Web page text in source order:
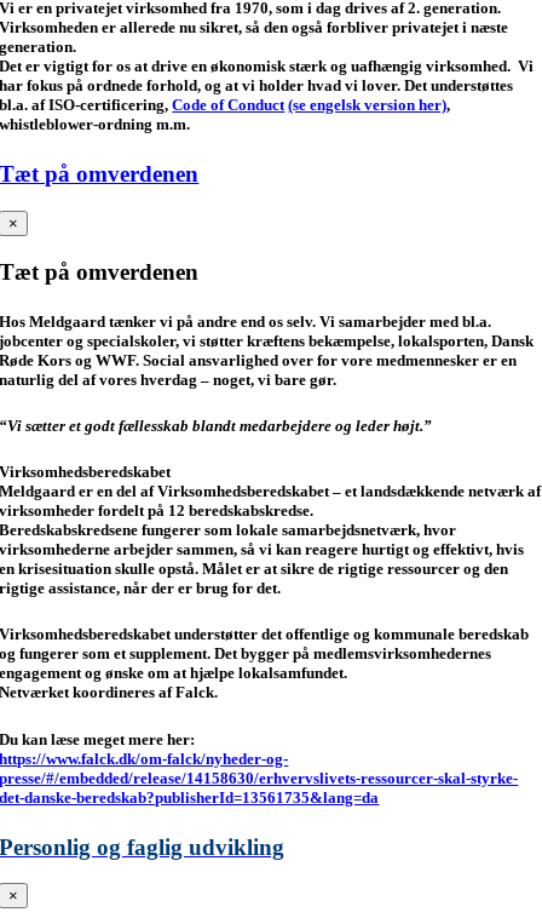
Vi er en privatejet virksomhed fra 1970, som i dag drives af 2. generation.
Virksomheden er allerede nu sikret, så den også forbliver privatejet i næste
generation.
Det er vigtigt for os at drive en økonomisk stærk og uafhængig virksomhed. Vi
har fokus på ordnede forhold, og at vi holder hvad vi lover. Det understøttes
bl.a. af ISO-certificering,Code of Conduct (se engelsk version her),
whistleblower-ordning m.m.
Tæt på omverdenen
×
Tæt på omverdenen
Hos Meldgaard tænker vi på andre end os selv. Vi samarbejder med bl.a.
jobcenter og specialskoler, vi støtter kræftens bekæmpelse, lokalsporten, Dansk
Røde Kors og WWF. Social ansvarlighed over for vore medmennesker er en
naturlig del af vores hverdag – noget, vi bare gør.
“Vi sætter et godt fællesskab blandt medarbejdere og leder højt.”
Virksomhedsberedskabet
Meldgaard er en del af Virksomhedsberedskabet – et landsdækkende netværk af
virksomheder fordelt på 12 beredskabskredse.
Beredskabskredsene fungerer som lokale samarbejdsnetværk, hvor
virksomhederne arbejder sammen, så vi kan reagere hurtigt og effektivt, hvis
en krisesituation skulle opstå. Målet er at sikre de rigtige ressourcer og den
rigtige assistance, når der er brug for det.
Virksomhedsberedskabet understøtter det offentlige og kommunale beredskab
og fungerer som et supplement. Det bygger på medlemsvirksomhedernes
engagement og ønske om at hjælpe lokalsamfundet.
Netværket koordineres af Falck.
Du kan læse meget mere her:
https://www.falck.dk/om-falck/nyheder-og-
presse/#/embedded/release/14158630/erhvervslivets-ressourcer-skal-styrke-
det-danske-beredskab?publisherId=13561735&lang=da
Personlig og faglig udvikling
×